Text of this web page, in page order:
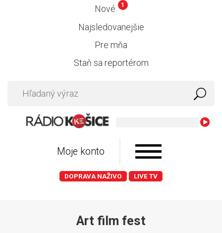
Nové 1
Najsledovanejšie
Pre mňa
Staň sa reportérom
Doja
Moje konto
DOPRAVA NAŽIVO LIVE TV
Art film fest